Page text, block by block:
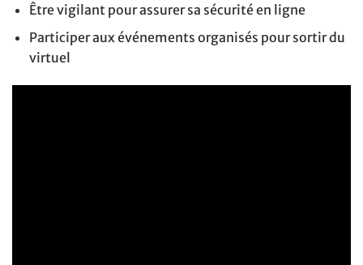
Être vigilant pour assurer sa sécurité en ligne
Participer aux événements organisés pour sortir du
virtuel